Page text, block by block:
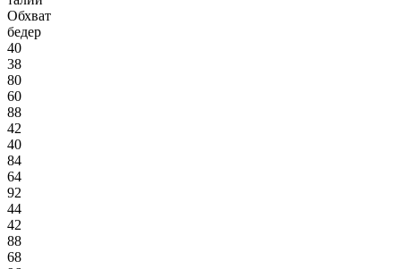
Обхват
бедер
40
38
80
60
88
42
40
84
64
92
44
42
88
68